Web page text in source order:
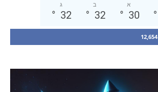
°
א
30
°
ב
32
°
ג
32
°
12,654